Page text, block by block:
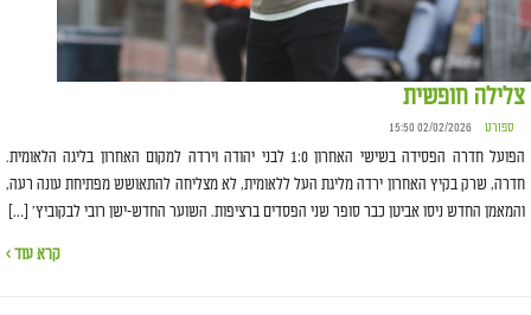
צלילה חופשית
ספורט 02/02/2026 15:50
הפועל חדרה הפסידה בשישי האחרון 1:0 לבני יהודה וירדה למקום האחרון בליגה הלאומית.
חדרה, שרק בקיץ האחרון ירדה מליגת העל ללאומית, לא מצליחה להתאושש מפתיחת עונה רעה,
והמאמן החדש ניסו אביטן כבר סופר שני הפסדים ברציפות. השוער החדש-ישן רובי לבקוביץ' […]
קרא עוד ›